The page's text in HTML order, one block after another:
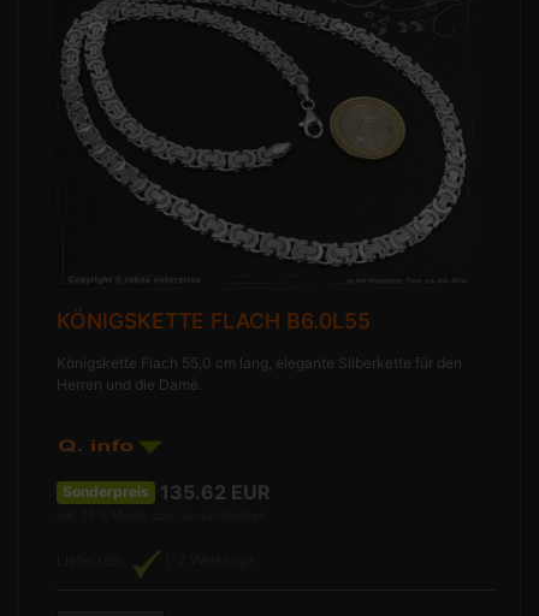
KÖNIGSKETTE FLACH B6.0L55
Königskette Flach 55,0 cm lang, elegante Silberkette für den
Herren und die Dame.
Sonderpreis 135.62 EUR